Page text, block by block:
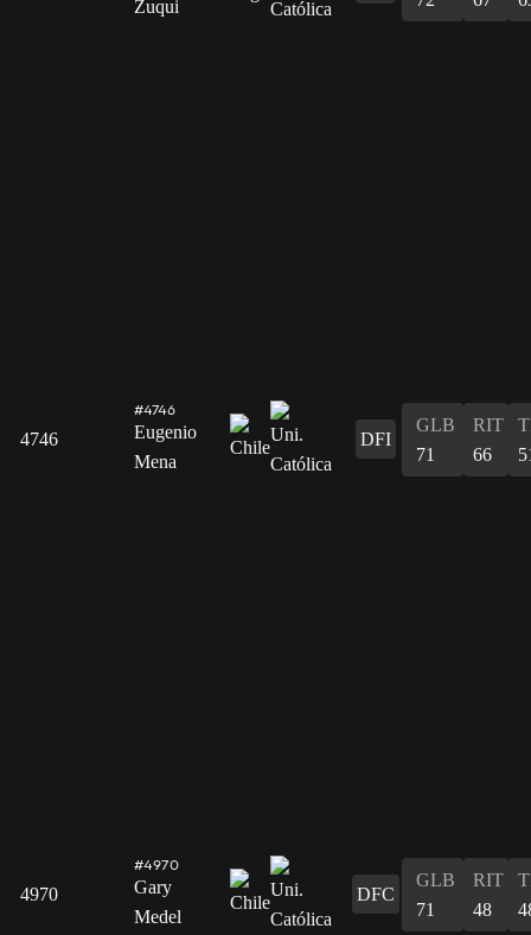
Zuqui
4746
#4746
Eugenio
Mena
DFI
GLB
71
RIT
66
4970
#4970
Gary
Medel
DFC
GLB
71
RIT
48